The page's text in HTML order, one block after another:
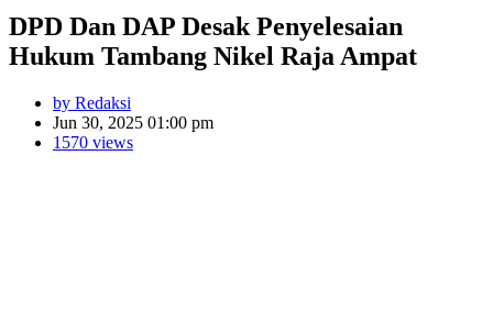
DPD Dan DAP Desak Penyelesaian
Hukum Tambang Nikel Raja Ampat
by Redaksi
Jun 30, 2025 01:00 pm
1570 views